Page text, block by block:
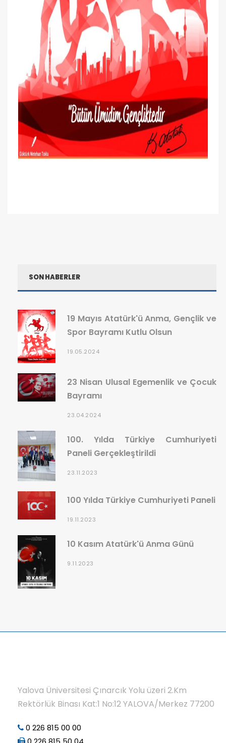
SON HABERLER
19 Mayıs Atatürk'ü Anma, Gençlik ve
Spor Bayramı Kutlu Olsun
19.05.2024
23 Nisan Ulusal Egemenlik ve Çocuk
Bayramı
23.04.2024
100. Yılda Türkiye Cumhuriyeti
Paneli Gerçekleştirildi
23.11.2023
100 Yılda Türkiye Cumhuriyeti Paneli
19.11.2023
10 Kasım Atatürk'ü Anma Günü
9.11.2023
Yalova Üniversitesi Çınarcık Yolu üzeri 2.Km
Rektörlük Binası Kat:1 No:12 YALOVA/Merkez 77200
0 226 815 00 00